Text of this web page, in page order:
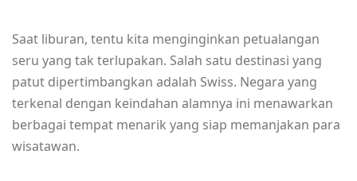
Saat liburan, tentu kita menginginkan petualangan
seru yang tak terlupakan. Salah satu destinasi yang
patut dipertimbangkan adalah Swiss. Negara yang
terkenal dengan keindahan alamnya ini menawarkan
berbagai tempat menarik yang siap memanjakan para
wisatawan.